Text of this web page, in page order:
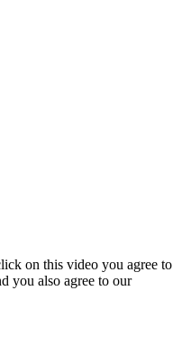
on this video you agree to
you also agree to our